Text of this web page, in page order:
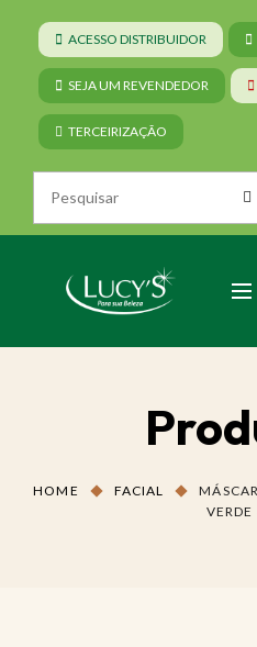
ACESSO DISTRIBUIDOR
SEJA UM REVENDEDOR
TERCEIRIZAÇÃO
HOME FACIAL
VERDE